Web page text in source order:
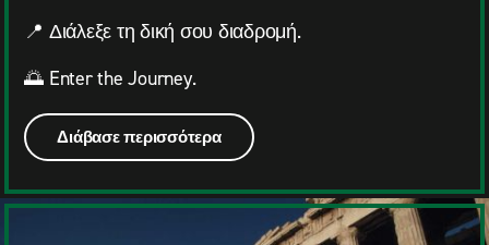
📍 Διάλεξε τη δική σου διαδρομή.
🌅 Enter the Journey.
Διάβασε περισσότερα